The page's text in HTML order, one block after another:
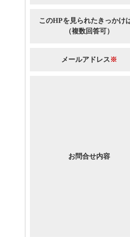
このHPを見られたきっかけ
（複数回答可）
メールアドレス※
お問合せ内容